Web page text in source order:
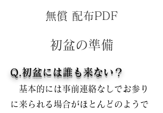
無償 配布PDF
初盆の準備
Q.初盆には誰も来ない ？
基本的には事前連絡なしでお参り
に来られる場合がほとんどのようで